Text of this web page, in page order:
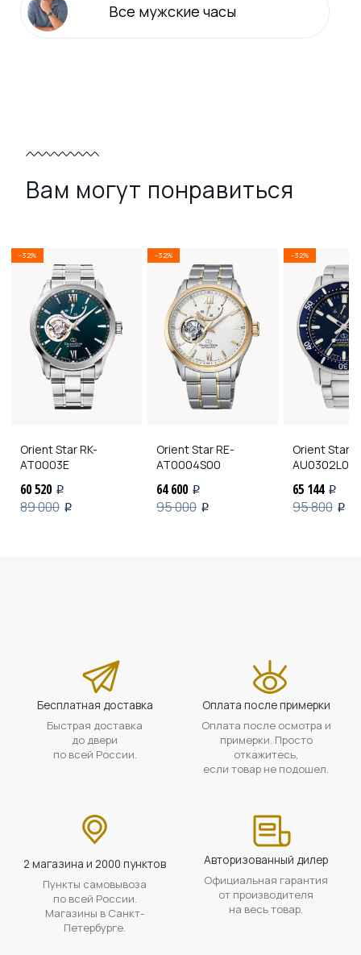
Все мужские часы
Вам могут понравиться
-32%
Orient StarRK-
AT0003E
60 520 i
89 000 i
-32%
Orient StarRE-
AT0004S00
64 600 i
95 000 i
-32%
Orient Star
AU0302L00
65 144 i
95 800 i
Бесплатная доставка
Быстрая доставка
до двери
по всей России.
Оплата после примерки
Оплата после осмотра и
примерки. Просто
откажитесь,
если товар не подошел.
2 магазина и 2000 пунктов
Пункты самовывоза
по всей России.
Магазины в Санкт-
Петербурге.
Авторизованный дилер
Официальная гарантия
от производителя
на весь товар.